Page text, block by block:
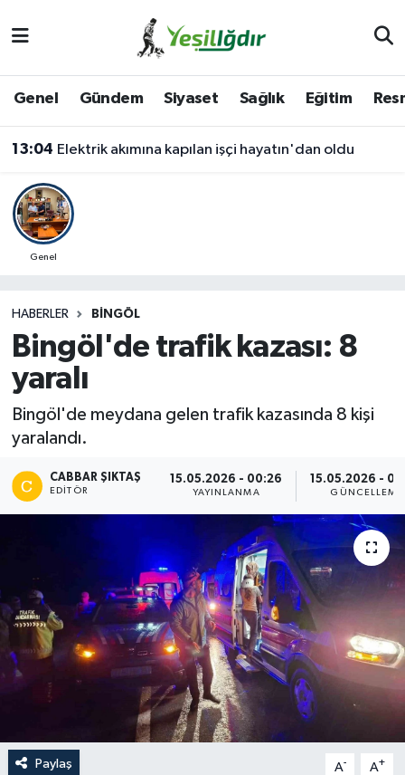
Genel Gündem Siyaset Sağlık Eğitim
13:04 Elektrik akımına kapılan işçi hayatın'dan oldu
Genel
HABERLER BINGÖL
Bingöl'de trafik kazası: 8
yaralı
Bingöl'de meydana gelen trafik kazasında 8 kişi
yaralandı.
CABBAR ŞIKTAŞ
EDITÖR
15.05.2026 - 00:26
YAYINLANMA
15.05.2026 -
GÜNCELLEME
Paylaş A- A+
İğdir Namaz Vakitleri
Iğdır Trafik Yoğunluk Haritası
Süper Lig Puan Durumu ve Fikstür
Son Dakika Haberleri
Haber Arşivi